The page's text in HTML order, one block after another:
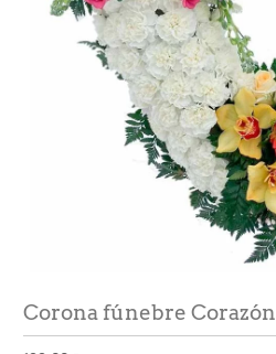
Corona fúnebre Corazón